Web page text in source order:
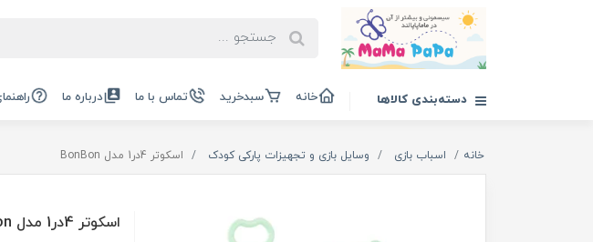
دسته‌بندی کالاها خانه سبدخرید تماس با ما درباره ما
خانه اسباب بازی وسایل بازی و تجهیزات پارکی کودک اسکوتر 4در1 مدل BonBon
اسکوتر 4در1 مدل BonBon